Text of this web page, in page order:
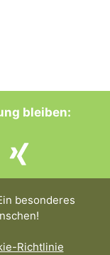
bleiben:
besonderes
Richtlinie